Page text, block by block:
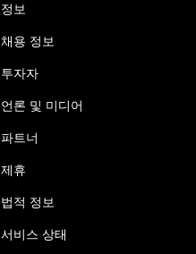
정보
채용 정보
투자자
언론 및 미디어
파트너
제휴
법적 정보
서비스 상태